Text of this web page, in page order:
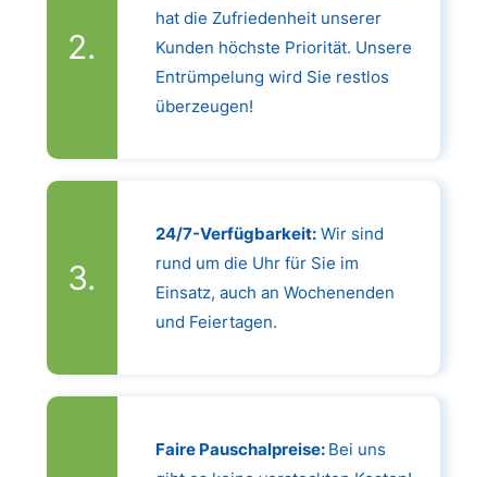
hat die Zufriedenheit unserer
Kunden höchste Priorität. Unsere
Entrümpelung wird Sie restlos
überzeugen!
24/7-Verfügbarkeit:Wir sind
rund um die Uhr für Sie im
Einsatz, auch an Wochenenden
und Feiertagen.
Faire Pauschalpreise: Bei uns